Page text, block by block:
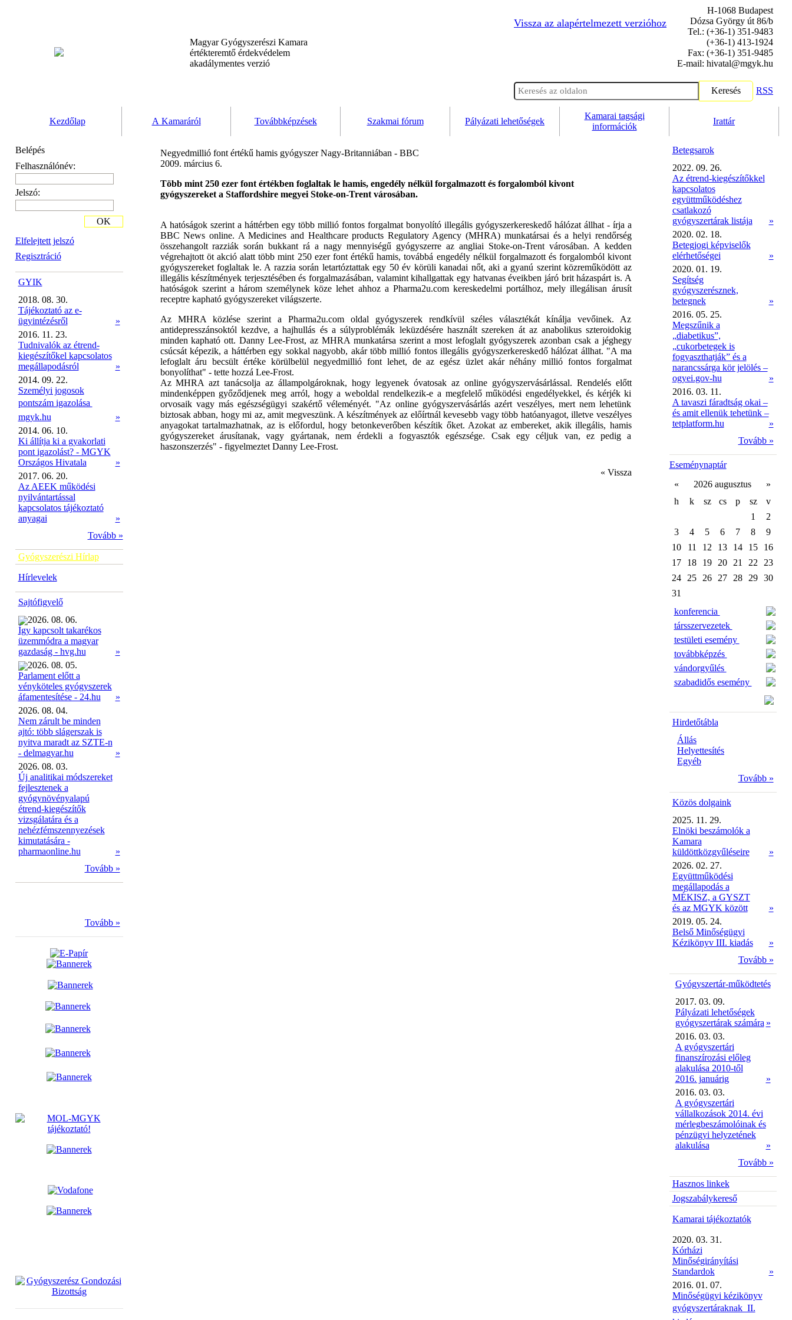
Magyar Gyógyszerészi Kamara
értékteremtő érdekvédelem
akadálymentes verzió
Vissza az alapértelmezett verzióhoz
H-1068 Budapest
Dózsa György út 86/b
Tel.: (+36-1) 351-9483
(+36-1) 413-1924
Fax: (+36-1) 351-9485
E-mail: hivatal@mgyk.hu
Keresés RSS
Kezdőlap A Kamaráról Továbbképzések Szakmai fórum Pályázati lehetőségek
Kamarai tagsági
információk
Irattár
Belépés
Felhasználónév:
Jelszó:
Elfelejtett jelszó
Regisztráció
OK
GYIK
2018. 08. 30.
Tájékoztató az e-
ügyintézésről
»
2016. 11. 23.
Tudnivalók az étrend-
kiegészítőkel kapcsolatos
megállapodásról
»
2014. 09. 22.
Személyi jogosok
pontszám igazolása 
mgyk.hu
»
2014. 06. 10.
Ki állítja ki a gyakorlati
pont igazolást? - MGYK
Országos Hivatala
»
2017. 06. 20.
Az AEEK működési
nyilvántartással
kapcsolatos tájékoztató
anyagai
»
Tovább »
Gyógyszerészi Hírlap
Hírlevelek
Sajtófigyelő
2026. 08. 06.
Így kapcsolt takarékos
üzemmódra a magyar
gazdaság - hvg.hu
»
2026. 08. 05.
Parlament előtt a
vényköteles gyógyszerek
áfamentesítése - 24.hu
»
2026. 08. 04.
Nem zárult be minden
ajtó: több slágerszak is
nyitva maradt az SZTE-n
- delmagyar.hu
»
2026. 08. 03.
Új analitikai módszereket
fejlesztenek a
gyógynövényalapú
étrend-kiegészítők
vizsgálatára és a
nehézfémszennyezések
kimutatására -
pharmaonline.hu
»
Tovább »
Tovább »
Negyedmillió font értékű hamis gyógyszer Nagy-Britanniában - BBC
2009. március 6.
Több mint 250 ezer font értékben foglaltak le hamis, engedély nélkül forgalmazott és forgalomból kivont
gyógyszereket a Staffordshire megyei Stoke-on-Trent városában.
A hatóságok szerint a háttérben egy több millió fontos forgalmat bonyolító illegális gyógyszerkereskedő hálózat állhat - írja a
BBC News online. A Medicines and Healthcare products Regulatory Agency (MHRA) munkatársai és a helyi rendőrség
összehangolt razziák során bukkant rá a nagy mennyiségű gyógyszerre az angliai Stoke-on-Trent városában. A kedden
végrehajtott öt akció alatt több mint 250 ezer font értékű hamis, továbbá engedély nélkül forgalmazott és forgalomból kivont
gyógyszereket foglaltak le. A razzia során letartóztattak egy 50 év körüli kanadai nőt, aki a gyanú szerint közreműködött az
illegális készítmények terjesztésében és forgalmazásában, valamint kihallgattak egy hatvanas éveikben járó brit házaspárt is. A
hatóságok szerint a három személynek köze lehet ahhoz a Pharma2u.com kereskedelmi portálhoz, mely illegálisan árusít
receptre kapható gyógyszereket világszerte.
Az MHRA közlése szerint a Pharma2u.com oldal gyógyszerek rendkívül széles választékát kínálja vevőinek. Az
antidepresszánsoktól kezdve, a hajhullás és a súlyproblémák leküzdésére használt szereken át az anabolikus szteroidokig
minden kapható ott. Danny Lee-Frost, az MHRA munkatársa szerint a most lefoglalt gyógyszerek azonban csak a jéghegy
csúcsát képezik, a háttérben egy sokkal nagyobb, akár több millió fontos illegális gyógyszerkereskedő hálózat állhat. "A ma
lefoglalt áru becsült értéke körülbelül negyedmillió font lehet, de az egész üzlet akár néhány millió fontos forgalmat
bonyolíthat" - tette hozzá Lee-Frost.
Az MHRA azt tanácsolja az állampolgároknak, hogy legyenek óvatosak az online gyógyszervásárlással. Rendelés előtt
mindenképpen győződjenek meg arról, hogy a weboldal rendelkezik-e a megfelelő működési engedélyekkel, és kérjék ki
orvosaik vagy más egészségügyi szakértő véleményét. "Az online gyógyszervásárlás azért veszélyes, mert nem lehetünk
biztosak abban, hogy mi az, amit megveszünk. A készítmények az előírtnál kevesebb vagy több hatóanyagot, illetve veszélyes
anyagokat tartalmazhatnak, az is előfordul, hogy betonkeverőben készítik őket. Azokat az embereket, akik illegális, hamis
gyógyszereket árusítanak, vagy gyártanak, nem érdekli a fogyasztók egészsége. Csak egy céljuk van, ez pedig a
haszonszerzés" - figyelmeztet Danny Lee-Frost.
« Vissza
Betegsarok
2022. 09. 26.
Az étrend-kiegészítőkkel
kapcsolatos
együttműködéshez
csatlakozó
gyógyszertárak listája
»
2020. 02. 18.
Betegjogi képviselők
elérhetőségei
»
2020. 01. 19.
Segítség
gyógyszerésznek,
betegnek
»
2016. 05. 25.
Megszűnik a
„diabetikus”,
„cukorbetegek is
fogyaszthatják” és a
narancssárga kör jelölés –
ogyei.gov-hu
»
2016. 03. 11.
A tavaszi fáradtság okai –
és amit ellenük tehetünk –
tetplatform.hu
»
Tovább »
Eseménynaptár
«
2026 augusztus
»
h
k sz cs p sz
v
1
2
3
4 5 6 7 8
9
10
11 12 13 14 15
16
17
18 19 20 21 22
23
24
25 26 27 28 29 30
31
konferencia
társszervezetek
testületi esemény
továbbképzés
vándorgyűlés
szabadidős esemény
Hirdetőtábla
Állás
Helyettesítés
Egyéb
Tovább »
Közös dolgaink
2025. 11. 29.
Elnöki beszámolók a
Kamara
küldöttközgyűléseire
»
2026. 02. 27.
Együttműködési
megállapodás a
MÉKISZ, a GYSZT
és az MGYK között
»
2019. 05. 24.
Belső Minőségügyi
Kézikönyv III. kiadás
»
Tovább »
Gyógyszertár-működtetés
2017. 03. 09.
Pályázati lehetőségek
gyógyszertárak számára »
2016. 03. 03.
A gyógyszertári
finanszírozási előleg
alakulása 2010-től
2016. januárig
»
2016. 03. 03.
A gyógyszertári
vállalkozások 2014. évi
mérlegbeszámolóinak és
pénzügyi helyzetének
alakulása
»
Tovább »
Hasznos linkek
Jogszabálykereső
Kamarai tájékoztatók
2020. 03. 31.
Kórházi
Minőségirányítási
Standardok
»
2016. 01. 07.
Minőségügyi kézikönyv
gyógyszertáraknak  II.